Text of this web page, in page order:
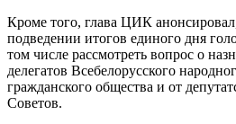
Кроме того, глава ЦИК
подведении итогов единого дня
том числе рассмотреть вопрос о
делегатов Всебелорусского
гражданского общества и от
Советов.